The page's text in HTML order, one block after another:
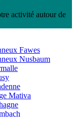
activité autour de
Fawes
Nusbaum
Mativa